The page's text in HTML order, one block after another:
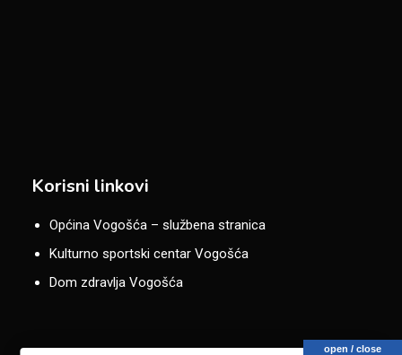
Korisni linkovi
Općina Vogošća – službena stranica
Kulturno sportski centar Vogošća
Dom zdravlja Vogošća
open / close